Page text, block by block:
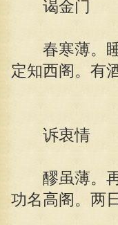
谒金门
春寒薄。睡
定知西阁。有
诉衷情
醪虽薄。再
功名高阁。两